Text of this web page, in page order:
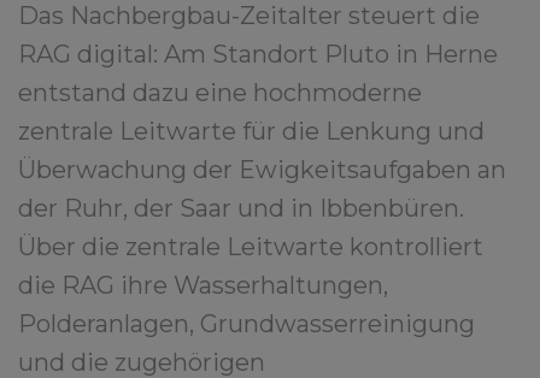
Das Nachbergbau-Zeitalter steuert die
RAG digital: Am Standort Pluto in Herne
entstand dazu eine hochmoderne
zentrale Leitwarte für die Lenkung und
Überwachung der Ewigkeitsaufgaben an
der Ruhr, der Saar und in Ibbenbüren.
Über die zentrale Leitwarte kontrolliert
die RAG ihre Wasserhaltungen,
Polderanlagen, Grundwasserreinigung
und die zugehörigen